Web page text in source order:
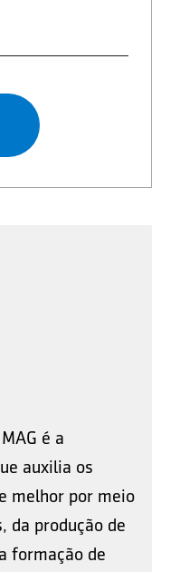
é a
auxilia os
melhor por meio
da produção de
formação de